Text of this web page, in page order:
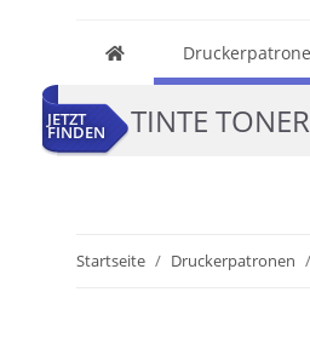
JETZT
FINDEN TINTE
Startseite Druckerpatronen